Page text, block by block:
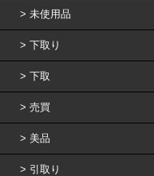
未使用品
下取り
下取
売買
美品
引取り